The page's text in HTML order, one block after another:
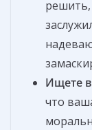
Ищете
что